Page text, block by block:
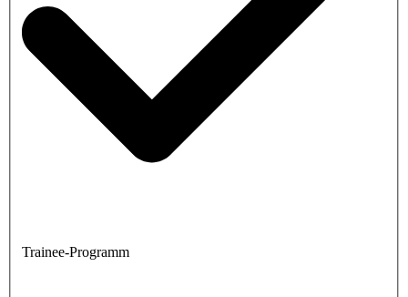
Trainee-Programm